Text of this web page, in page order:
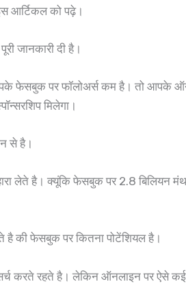
आर्टिकल को पढ़े।
जानकारी दी है।
फेसबुक पर फॉलोअर्स कम है। तो आपके
मिलेगा।
से है।
लेते है। क्यूंकि फेसबुक पर 2.8 बिलियन
की फेसबुक पर कितना पोटेंशियल है।
करते रहते है। लेकिन ऑनलाइन पर ऐसे